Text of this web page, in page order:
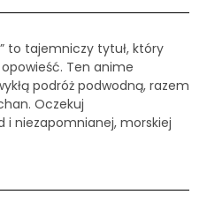
to tajemniczy tytuł, który
Ten anime
podróż podwodną, razem
Oczekuj
i niezapomnianej, morskiej